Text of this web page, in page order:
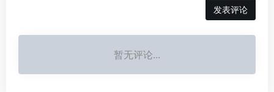
发表评论
暂无评论...